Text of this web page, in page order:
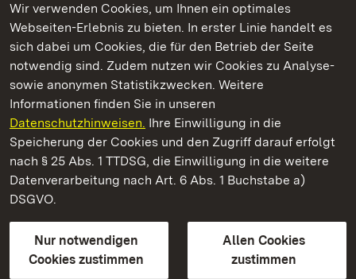
Wir verwenden Cookies, um Ihnen ein optimales
Webseiten-Erlebnis zu bieten. In erster Linie handelt es
sich dabei um Cookies, die für den Betrieb der Seite
notwendig sind. Zudem nutzen wir Cookies zu Analyse-
sowie anonymen Statistikzwecken. Weitere
Informationen finden Sie in unseren
Datenschutzhinweisen. Ihre Einwilligung in die
Speicherung der Cookies und den Zugriff darauf erfolgt
nach § 25 Abs. 1 TTDSG, die Einwilligung in die weitere
Datenverarbeitung nach Art. 6 Abs. 1 Buchstabe a)
DSGVO.
Nur notwendigen
Cookies zustimmen
Allen Cookies
zustimmen
Kommen. Staunen. Genießen.
Staatliche Schlösser und Gärten Baden‑Württemberg
Staatliche Schlösser und Gärten Baden-Württemberg
Kontakt
GebärdenspracheLeichte Sprache
Erklärung zur Barrierefreiheit
BITV-konform (geprüfte Seiten)